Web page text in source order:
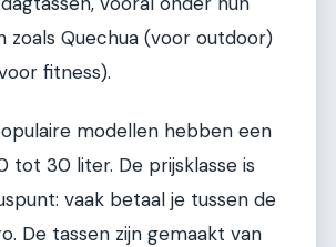
zoals Quechua (voor outdoor)
fitness).
modellen hebben een
tot 30 liter. De prijsklasse is
vaak betaal je tussen de
De tassen zijn gemaakt van